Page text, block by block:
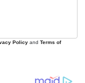
Policy and Terms of